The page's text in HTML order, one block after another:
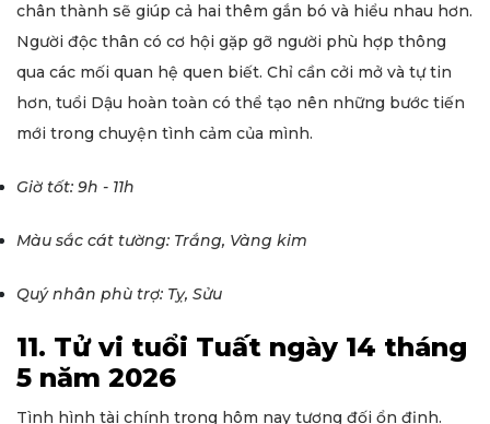
chân thành sẽ giúp cả hai thêm gắn bó và hiểu nhau hơn.
Người độc thân có cơ hội gặp gỡ người phù hợp thông
qua các mối quan hệ quen biết. Chỉ cần cởi mở và tự tin
hơn, tuổi Dậu hoàn toàn có thể tạo nên những bước tiến
mới trong chuyện tình cảm của mình.
Giờ tốt: 9h - 11h
Màu sắc cát tường: Trắng, Vàng kim
Quý nhân phù trợ: Tỵ, Sửu
11. Tử vi tuổi Tuất ngày 14 tháng
5 năm 2026
Tình hình tài chính trong hôm nay tương đối ổn định.